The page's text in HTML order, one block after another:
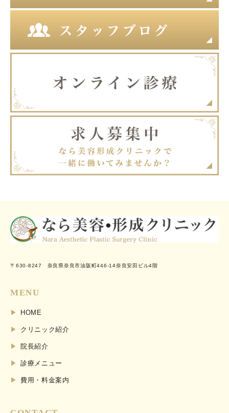
〒630-8247 奈良県奈良市油阪町446-14奈良安田ビル4階
MENU
HOME
クリニック紹介
院長紹介
診療メニュー
費用・料金案内